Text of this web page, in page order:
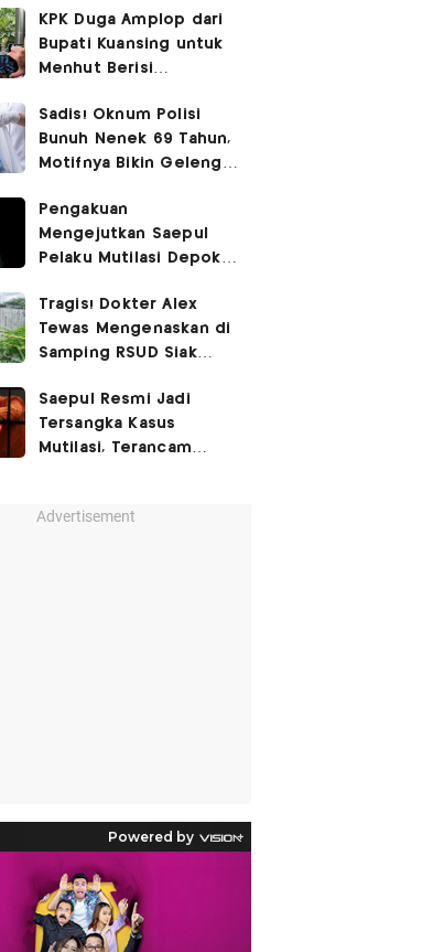
KPK Duga Amplop dari
Bupati Kuansing untuk
Menhut Berisi
Pengembaliannya
Belum Utuh
Sadis! Oknum Polisi
Bunuh Nenek 69 Tahun,
Motifnya Bikin Geleng
Pengakuan
Mengejutkan Saepul
Pelaku Mutilasi Depok:
Korban di Kontrakan
Tragis! Dokter Alex
Tewas Mengenaskan di
Samping RSUD Siak
Rocuronium
Saepul Resmi Jadi
Tersangka Kasus
Mutilasi, Terancam
Advertisement